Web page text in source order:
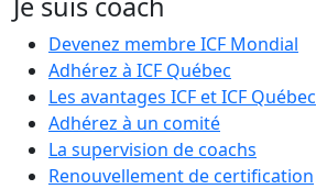
Devenez membre ICF Mondial
Adhérez à ICF Québec
Les avantages ICF et ICF Québec
Adhérez à un comité
La supervision de coachs
Renouvellement de certification